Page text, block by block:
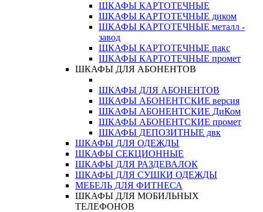
ШКАФЫ КАРТОТЕЧНЫЕ
ШКАФЫ КАРТОТЕЧНЫЕ диком
ШКАФЫ КАРТОТЕЧНЫЕ металл -
завод
ШКАФЫ КАРТОТЕЧНЫЕ пакс
ШКАФЫ КАРТОТЕЧНЫЕ промет
ШКАФЫ ДЛЯ АБОНЕНТОВ
ШКАФЫ ДЛЯ АБОНЕНТОВ
ШКАФЫ АБОНЕНТСКИЕ версия
ШКАФЫ АБОНЕНТСКИЕ ДиКом
ШКАФЫ АБОНЕНТСКИЕ промет
ШКАФЫ ДЕПОЗИТНЫЕ двк
ШКАФЫ ДЛЯ ОДЕЖДЫ
ШКАФЫ СЕКЦИОННЫЕ
ШКАФЫ ДЛЯ РАЗДЕВАЛОК
ШКАФЫ ДЛЯ СУШКИ ОДЕЖДЫ
МЕБЕЛЬ ДЛЯ ФИТНЕСА
ШКАФЫ ДЛЯ МОБИЛЬНЫХ
ТЕЛЕФОНОВ